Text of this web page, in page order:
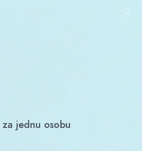
jednu osobu